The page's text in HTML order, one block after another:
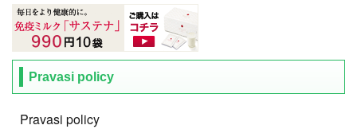
Pravasi policy
Pravasi policy